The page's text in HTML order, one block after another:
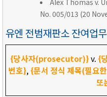
Alex Thomas v.
No. 005/013 (20
유엔 전범재판소 잔여업
{당사자(prosecutor)}v. {
번호},{문서 정식 제목(필요
또